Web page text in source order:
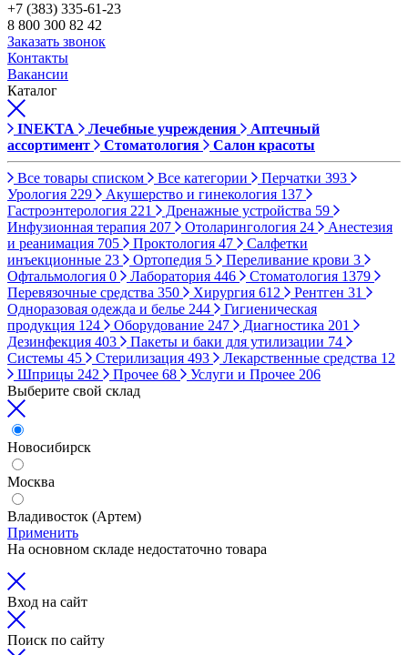
+7 (383) 335-61-23
8 800 300 82 42
Заказать звонок
Контакты
Вакансии
Каталог
INEKTA Лечебные учреждения
Аптечный
ассортимент
Стоматология Салон красоты
Все товары списком Все категории Перчатки 393
Урология 229 Акушерство и гинекология 137
Гастроэнтерология 221 Дренажные устройства 59
Инфузионная терапия 207 Отоларингология 24
Анестезия
и реанимация 705 Проктология 47
Салфетки
инъекционные 23 Ортопедия 5 Переливание крови 3
Офтальмология 0 Лаборатория 446 Стоматология 1379
Перевязочные средства 350 Хирургия 612 Рентген 31
Одноразовая одежда и белье 244
Гигиеническая
продукция 124 Оборудование 247 Диагностика 201
Дезинфекция 403 Пакеты и баки для утилизации 74
Системы 45 Стерилизация 493 Лекарственные средства 12
Шприцы 242 Прочее 68 Услуги и Прочее 206
Выберите свой склад
Новосибирск
Москва
Владивосток (Артем)
Применить
На основном складе недостаточно товара
Вход на сайт
Поиск по сайту